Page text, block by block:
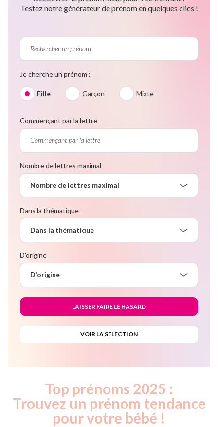
Testez notre générateur de prénom en quelques clics !
Je cherche un prénom :
Fille Garçon Mixte
Commençant par la lettre
Nombre de lettres maximal
Nombre de lettres maximal
Dans la thématique
Dans la thématique
D'origine
D'origine
Top prénoms 2025 :
Trouvez un prénom tendance
pour votre bébé !